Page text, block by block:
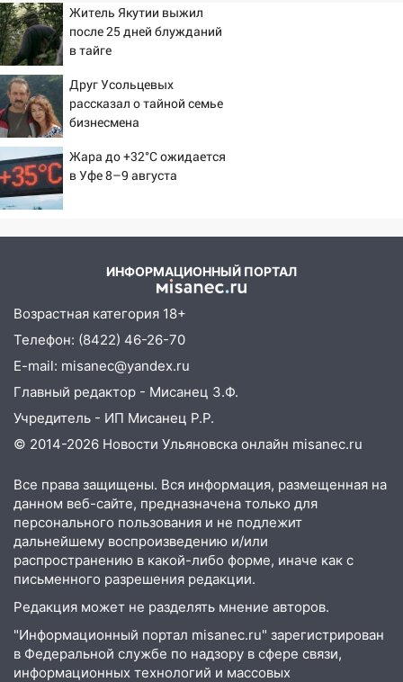
запретили остановку автомобилей на
50-метровом участке
14:22
большой фестиваль «Наше время» с
мотофристайлом и концертом
«Мураками»
14:04
Жару смоет ливнями: прогноз
погоды в Ульяновской области на
выходные 8-9 августа
пассажира»
обокрали женщину на пляже и
подростка в сквере
13:01 В Димитровграде мужчина
выбросил из машины страйкбольную
гранату: его задержали
12:34 На Ульяновскую область
и шквал до 27 м/с
12:31 Ульяновец хотел купить иномарку
из Европы и потерял 760 тысяч рублей
12:20 В Чердаклинском районе
пострадал 14-летний подросток
12:00 Где есть бензин в Ульяновске 7
августа: список АЗС
Житель Якутии выжил
после 25 дней блужданий
в тайге
Друг Усольцевых
рассказал о тайной семье
бизнесмена
Жара до +32°C ожидается
в Уфе 8–9 августа
ИНФОРМАЦИОННЫЙ ПОРТАЛ
Возрастная категория 18+
Телефон: (8422) 46-26-70
E-mail: misanec@yandex.ru
Главный редактор - Мисанец З.Ф.
Учредитель - ИП Мисанец Р.Р.
© 2014-2026 Новости Ульяновска онлайн misanec.ru
Все права защищены. Вся информация, размещенная на
данном веб-сайте, предназначена только для
персонального пользования и не подлежит
дальнейшему воспроизведению и/или
распространению в какой-либо форме, иначе как с
письменного разрешения редакции.
Редакция может не разделять мнение авторов.
"Информационный портал misanec.ru" зарегистрирован
в Федеральной службе по надзору в сфере связи,
информационных технологий и массовых